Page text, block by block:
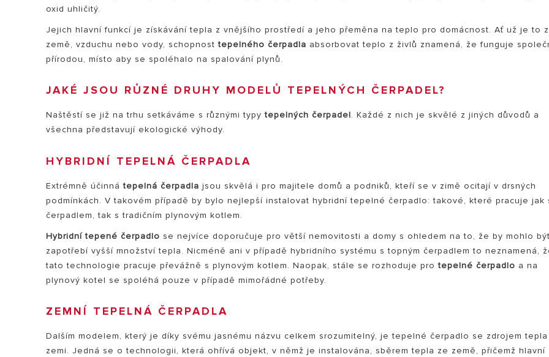
oxid uhličitý.
Jejich hlavní funkcí je získávání tepla z vnějšího prostředí a jeho přeměna na teplo pro domácnost. Ať už je to
země, vzduchu nebo vody, schopnosttepelného čerpadla absorbovat teplo z živlů znamená, že funguje
přírodou, místo aby se spoléhalo na spalování plynů.
JAKÉ JSOU RŮZNÉ DRUHY MODELŮ TEPELNÝCH ČERPADEL?
Naštěstí se již na trhu setkáváme s různými typytepelných čerpadel. Každé z nich je skvělé z jiných důvodů a
všechna představují ekologické výhody.
HYBRIDNÍ TEPELNÁ ČERPADLA
Extrémně účinnátepelná čerpadla jsou skvělá i pro majitele domů a podniků, kteří se v zimě ocitají v drsných
podmínkách. V takovém případě by bylo nejlepší instalovat hybridní tepelné čerpadlo: takové, které pracuje jak
čerpadlem, tak s tradičním plynovým kotlem.
Hybridní tepené čerpadlo se nejvíce doporučuje pro větší nemovitosti a domy s ohledem na to, že by mohlo
zapotřebí vyšší množství tepla. Nicméně ani v případě hybridního systému s topným čerpadlem to neznamená,
tato technologie pracuje převážně s plynovým kotlem. Naopak, stále se rozhoduje protepelné čerpadlo a na
plynový kotel se spoléhá pouze v případě mimořádné potřeby.
ZEMNÍ TEPELNÁ ČERPADLA
Dalším modelem, který je díky svému jasnému názvu celkem srozumitelný, je tepelné čerpadlo se zdrojem
zemi. Jedná se o technologii, která ohřívá objekt, v němž je instalována, sběrem tepla ze země, přičemž hlavní